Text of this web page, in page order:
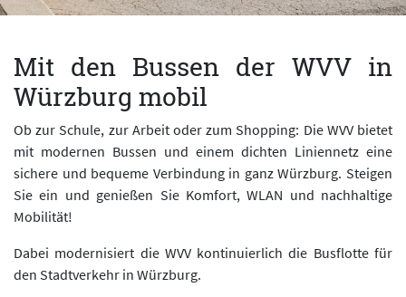
Mit den Bussen der WVV in
Würzburg mobil
Ob zur Schule, zur Arbeit oder zum Shopping: Die WVV bietet
mit modernen Bussen und einem dichten Liniennetz eine
sichere und bequeme Verbindung in ganz Würzburg. Steigen
Sie ein und genießen Sie Komfort, WLAN und nachhaltige
Mobilität!
Dabei modernisiert die WVV kontinuierlich die Busflotte für
den Stadtverkehr in Würzburg.